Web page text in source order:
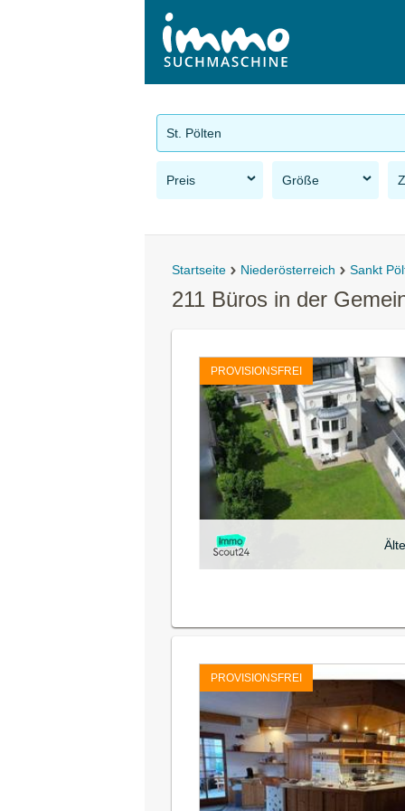
St. Pölten
Preis Größe
Startseite Niederösterreich Sankt
211 Büros in der
PROVISIONSFREI
PROVISIONSFREI